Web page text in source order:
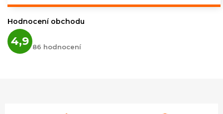
Hodnocení obchodu
4,9 hodnocení
obchodu
86 hodnocení